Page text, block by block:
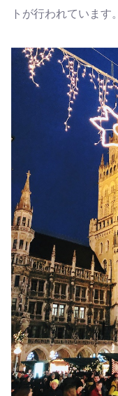
トが行われています。